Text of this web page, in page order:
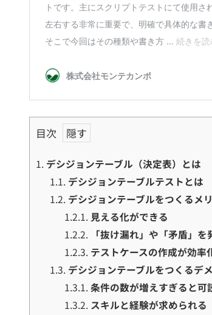
目次
1. デシジョンテーブル（決定表）とは
1.1. デシジョンテーブルテストとは
1.2. デシジョンテーブルをつくるメ
1.2.1.見える化ができる
1.2.2.
「抜け漏れ」や「矛盾」
1.2.3. テストケースの作成が効率
1.3. デシジョンテーブルをつくるデ
1.3.1.条件の数が増えすぎると可
1.3.2. スキルと経験が求められる